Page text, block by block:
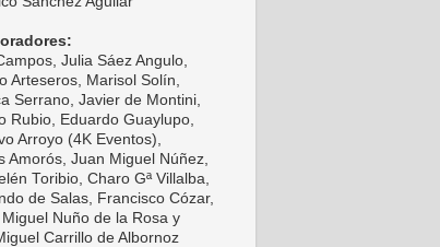
Julia Sáez Angulo,
Arteseros, Marisol Solín,
Serrano, Javier de Montini,
Rubio, Eduardo Guaylupo,
Arroyo (4K Eventos),
Amorós, Juan Miguel Núñez,
Toribio, Charo Gª Villalba,
de Salas, Francisco Cózar,
Nuño de la Rosa y
Carrillo de Albornoz